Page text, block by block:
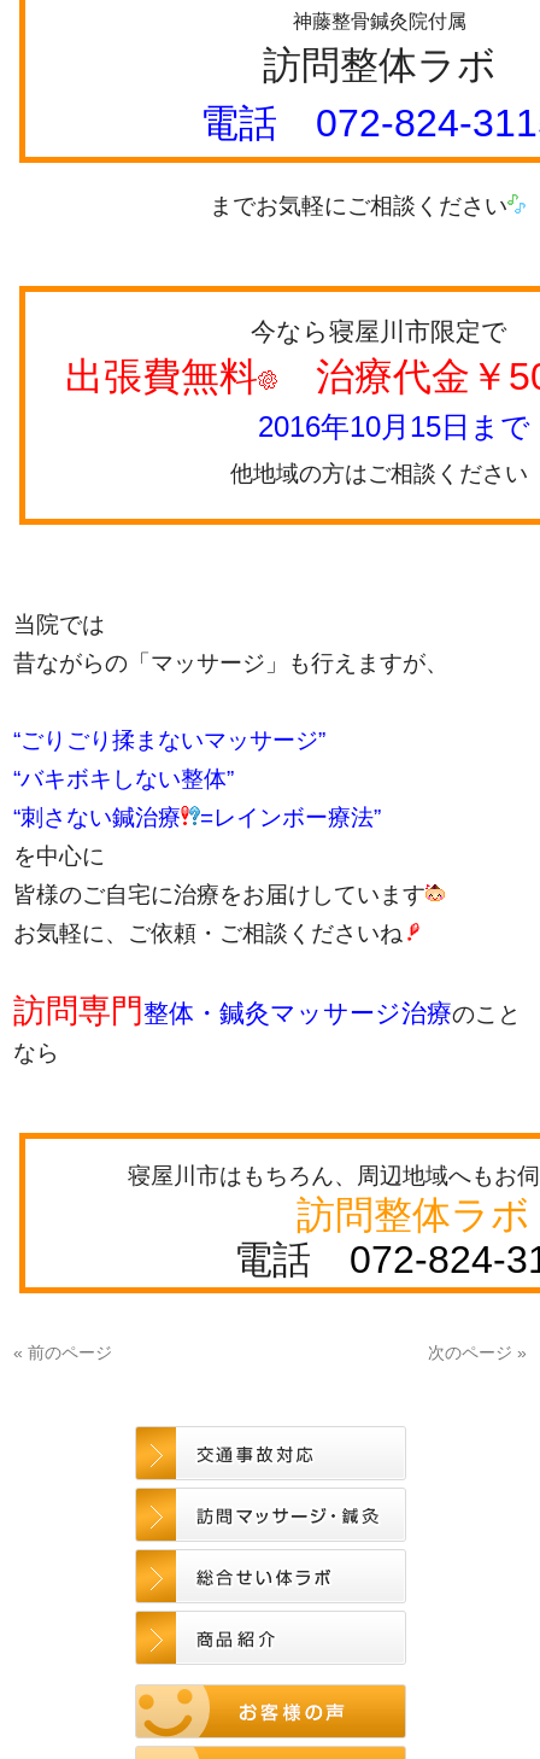
神藤整骨鍼灸院付属
訪問整体ラボ
電話 072-824-
までお気軽にご相談ください
今なら寝屋川市限定で
出張費無料 治療代金￥
2016年10月15日まで
他地域の方はご相談ください
当院では
昔ながらの「マッサージ」も行えますが、
“ごりごり揉まないマッサージ”
“バキボキしない整体”
“刺さない鍼治療
=レインボー療法”
を中心に
皆様のご自宅に治療をお届けしています
お気軽に、ご依頼・ご相談くださいね
訪問専門整体・鍼灸マッサージ治療のこと
なら
寝屋川市はもちろん、周辺地域へもお
訪問整体ラボ
電話 072-824-
« 前のページ 次のページ »